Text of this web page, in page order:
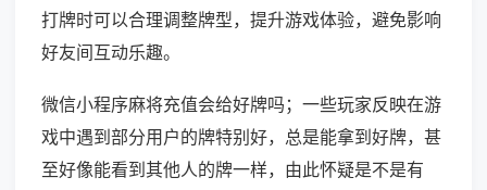
打牌时可以合理调整牌型，提升游戏体验，避免影响
好友间互动乐趣。
微信小程序麻将充值会给好牌吗；一些玩家反映在游
戏中遇到部分用户的牌特别好，总是能拿到好牌，甚
至好像能看到其他人的牌一样，由此怀疑是不是有